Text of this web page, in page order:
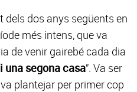
dels dos anys següents en
més intens, que va
de venir gairebé cada dia
una segona casa”. Va ser
plantejar per primer cop